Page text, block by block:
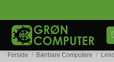
til
indhold
Forside / Bærbare Computere /